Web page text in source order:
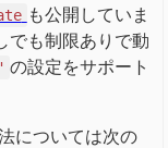
も公開していま
でも制限ありで動
の設定をサポート
については次の